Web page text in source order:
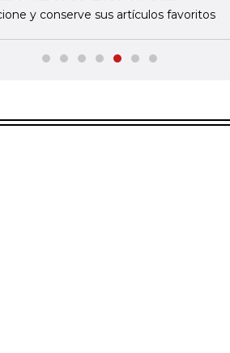
y conserve sus artículos favoritos